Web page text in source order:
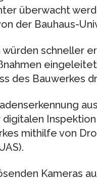
überwacht
der Bauhaus-
schneller
des Bauwerkes
mithilfe von
Kameras